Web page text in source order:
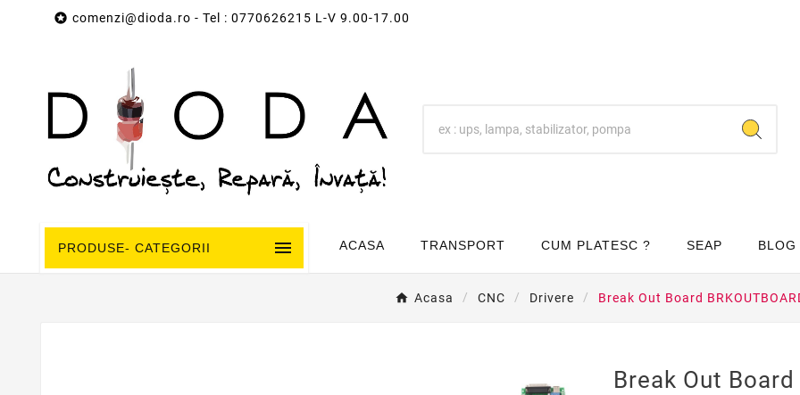
 comenzi@dioda.ro - Tel : 0770626215 L-V 9.00-17.00
PRODUSE- CATEGORII  ACASA TRANSPORT CUM PLATESC ? SEAP BLOG
Acasa CNC Drivere Break Out Board
Break Out Board